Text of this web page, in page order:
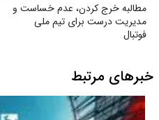
مطالبه خرج کردن، عدم خساست و
مدیریت درست برای تیم ملی
فوتبال
خبرهای مرتبط